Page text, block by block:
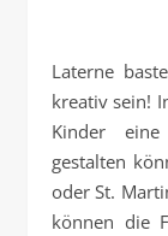
Laterne basteln mit Kindern kann so einfach und
kreativ sein!
Kinder
gestalten
oder St.
können die